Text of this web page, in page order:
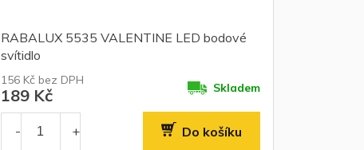
RABALUX 5535 VALENTINE LED bodové
svítidlo
156 Kč bez DPH
189 Kč Skladem
Do košíku